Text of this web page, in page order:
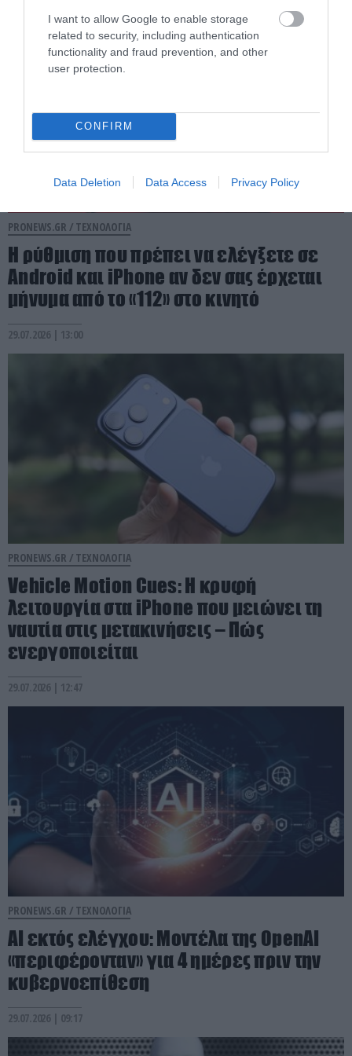
I want to allow Google to enable storage
related to security, including authentication
functionality and fraud prevention, and other
user protection.
CONFIRM
Data Deletion Data Access Privacy Policy
PRONEWS.GR / ΤΕΧΝΟΛΟΓΙΑ
Η ρύθμιση που πρέπει να ελέγξετε σε
Android και iPhone αν δεν σας έρχεται
μήνυμα από το «112» στο κινητό
29.07.2026 | 13:00
PRONEWS.GR / ΤΕΧΝΟΛΟΓΙΑ
Vehicle Motion Cues: Η κρυφή
λειτουργία στα iPhone που μειώνει τη
ναυτία στις μετακινήσεις – Πώς
ενεργοποιείται
29.07.2026 | 12:47
PRONEWS.GR / ΤΕΧΝΟΛΟΓΙΑ
AI εκτός ελέγχου: Μοντέλα της OpenAI
«περιφέρονταν» για 4 ημέρες πριν την
κυβερνοεπίθεση
29.07.2026 | 09:17